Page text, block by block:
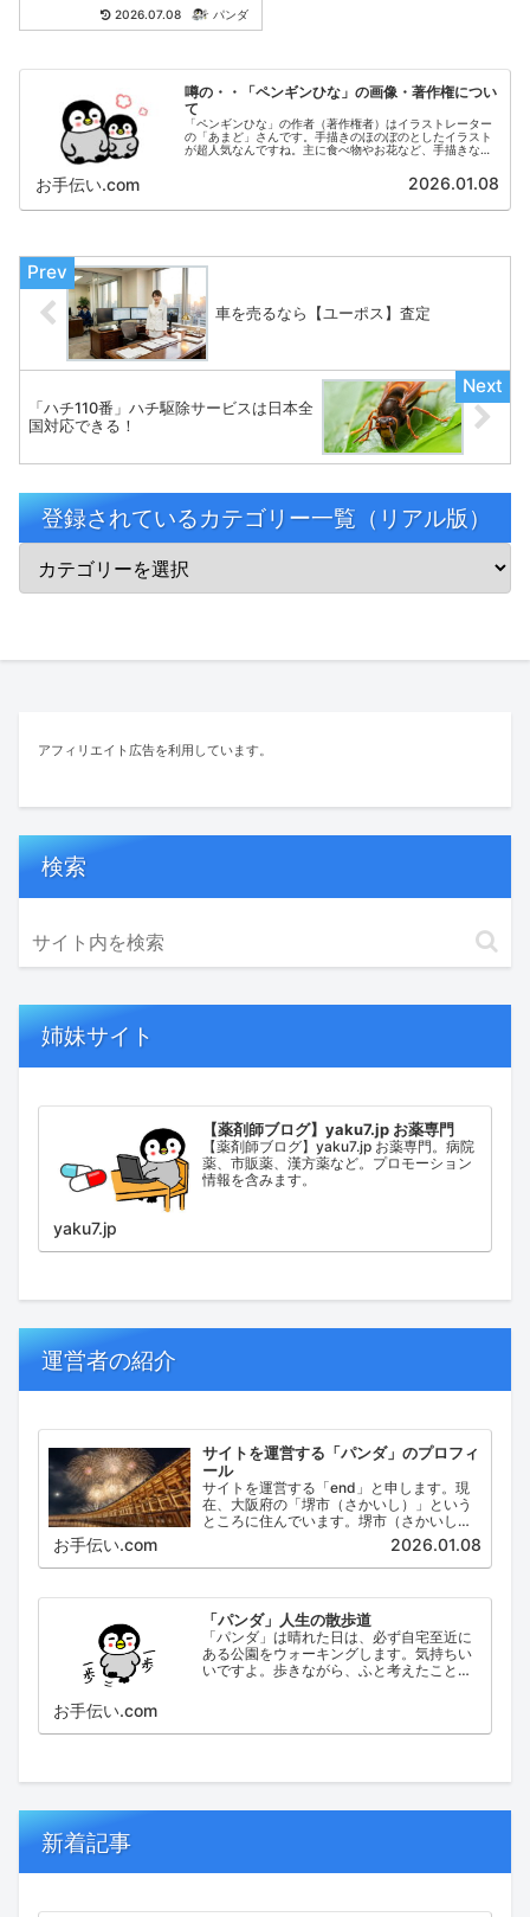
2026.07.08 パンダ
噂の・・「ペンギンひな」の画像・著作権につい
て
「ペンギンひな」の作者（著作権者）はイラストレーター
の「あまど」さんです。手描きのほのぼのとしたイラスト
が超人気なんですね。主に食べ物やお花など、手描きなら
イトにおいて、多くのファンの方がダウンロードされてい
お手伝い.com 2026.01.08
車を売るなら【ユーポス】査定
「ハチ110番」ハチ駆除サービスは日本全
国対応できる！
登録されているカテゴリー一覧（リアル版）
アフィリエイト広告を利用しています。
検索
姉妹サイト
【薬剤師ブログ】yaku7.jp お薬専門
【薬剤師ブログ】yaku7.jp お薬専門。病院
薬、市販薬、漢方薬など。プロモーション
情報を含みます。
yaku7.jp
運営者の紹介
サイトを運営する「パンダ」のプロフィ
ール
サイトを運営する「end」と申します。現
在、大阪府の「堺市（さかいし）」という
ところに住んでいます。堺市（さかいし）
は、大阪府の泉北地域にある政令指定都市
で、府内では大阪市に次いで人口が多い都
市です。
お手伝い.com 2026.01.08
「パンダ」人生の散歩道
「パンダ」は晴れた日は、必ず自宅至近に
ある公園をウォーキングします。気持ちい
いですよ。歩きながら、ふと考えたこと。
お手伝い.com
新着記事